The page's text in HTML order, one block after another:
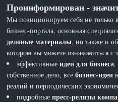
Проинформирован -
Мы позиционируем себя не только
бизнес-портала, основная
деловые материалы, но также и
котором вы можете ознакомиться с
эффективныеидеи для бизнеса,
собственное дело, всебизнес-идеи
реалий и периодических
подробныепресс-релизы